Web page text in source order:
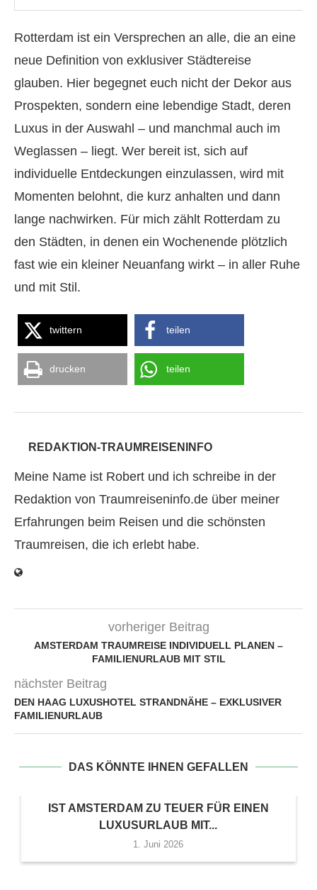
Rotterdam ist ein Versprechen an alle, die an eine
neue Definition von exklusiver Städtereise
glauben. Hier begegnet euch nicht der Dekor aus
Prospekten, sondern eine lebendige Stadt, deren
Luxus in der Auswahl – und manchmal auch im
Weglassen – liegt. Wer bereit ist, sich auf
individuelle Entdeckungen einzulassen, wird mit
Momenten belohnt, die kurz anhalten und dann
lange nachwirken. Für mich zählt Rotterdam zu
den Städten, in denen ein Wochenende plötzlich
fast wie ein kleiner Neuanfang wirkt – in aller Ruhe
und mit Stil.
twittern teilen
drucken teilen
REDAKTION-TRAUMREISENINFO
Meine Name ist Robert und ich schreibe in der
Redaktion von Traumreiseninfo.de über meiner
Erfahrungen beim Reisen und die schönsten
Traumreisen, die ich erlebt habe.
vorheriger Beitrag
AMSTERDAM TRAUMREISE INDIVIDUELL PLANEN –
FAMILIENURLAUB MIT STIL
nächster Beitrag
DEN HAAG LUXUSHOTEL STRANDNÄHE – EXKLUSIVER
FAMILIENURLAUB
DAS KÖNNTE IHNEN GEFALLEN
IST AMSTERDAM ZU TEUER FÜR EINEN
LUXUSURLAUB MIT...
1. Juni 2026